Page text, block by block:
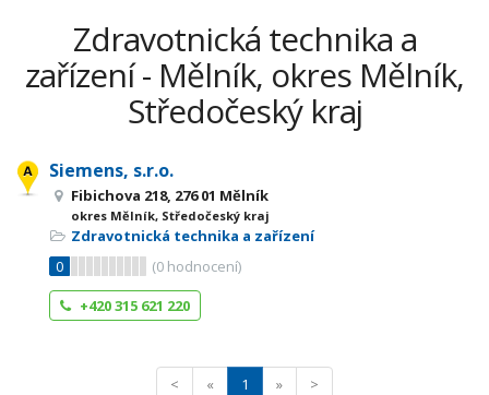
Zdravotnická technika a
zařízení - Mělník, okres Mělník,
Středočeský kraj
Siemens, s.r.o.
Fibichova 218, 276 01 Mělník
okres Mělník, Středočeský kraj
Zdravotnická technika a zařízení
0
(0 hodnocení)
+420 315 621 220
< « 1 » >